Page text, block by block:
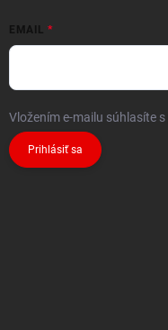
EMAIL
Vložením e-mailu súhlasíte s
Prihlásiť sa